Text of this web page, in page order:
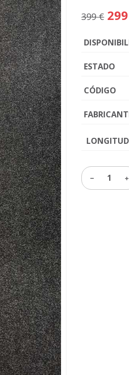
399 €
ESTADO
CÓDIGO
1